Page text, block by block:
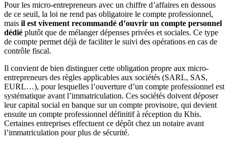
Pour les micro-entrepreneurs avec un chiffre d’affaires en dessous
de ce seuil, la loi ne rend pas obligatoire le compte professionnel,
mais il est vivement recommandé d’ouvrir un compte personnel
dédié plutôt que de mélanger dépenses privées et sociales. Ce type
de compte permet déjà de faciliter le suivi des opérations en cas de
contrôle fiscal.
Il convient de bien distinguer cette obligation propre aux micro-
entrepreneurs des règles applicables aux sociétés (SARL, SAS,
EURL…), pour lesquelles l’ouverture d’un compte professionnel est
systématique avant l’immatriculation. Ces sociétés doivent déposer
leur capital social en banque sur un compte provisoire, qui devient
ensuite un compte professionnel définitif à réception du Kbis.
Certaines entreprises effectuent ce dépôt chez un notaire avant
l’immatriculation pour plus de sécurité.